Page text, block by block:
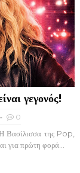
γεγονός!
0
Βασίλισσα της Pop,
πρώτη φορά...